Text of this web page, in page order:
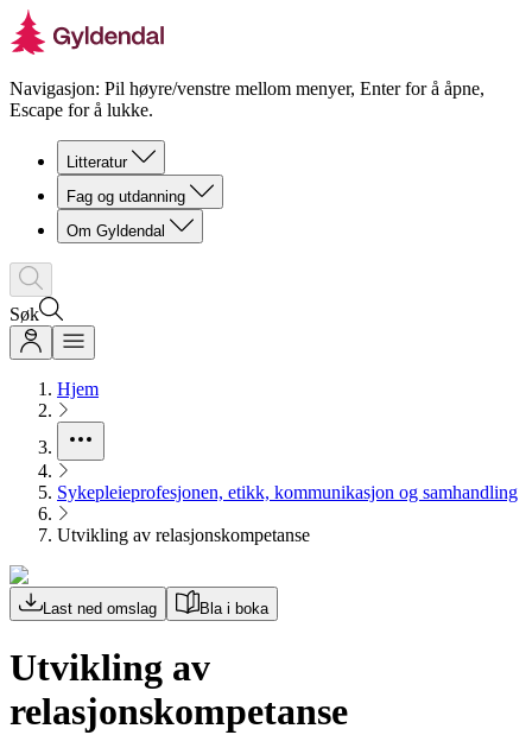
Navigasjon: Pil høyre/venstre mellom menyer, Enter for å åpne,
Escape for å lukke.
Litteratur
Fag og utdanning
Om Gyldendal
Søk
Hjem
Sykepleieprofesjonen, etikk, kommunikasjon og samhandling
Utvikling av relasjonskompetanse
Last ned omslag Bla i boka
Utvikling av
relasjonskompetanse